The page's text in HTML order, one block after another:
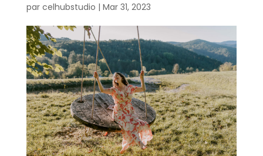
par celhubstudio | Mar 31, 2023